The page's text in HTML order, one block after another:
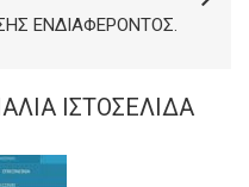
ΕΝΔΙΑΦΈΡΟΝΤΟΣ.
ΙΣΤΟΣΕΛΊΔΑ